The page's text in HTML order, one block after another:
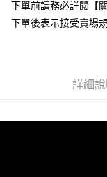
結帳頁面，進行簡訊認
２．訂單成立數日內，
３．收到繳費通知簡訊
後付繳納相關費用。
※ 交易是否成功請以「
付款後全家取貨
每筆NT$85，滿
付款後7-11取貨
下單前請務必詳閱【
下單後表示接受賣場
詳細說